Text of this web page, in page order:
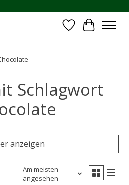
Wunschzettel
Ihr
Schlagwort
anzeigen
Am meisten
angesehen